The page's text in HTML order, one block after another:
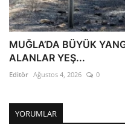
MUĞLA’DA BÜYÜK
ALANLAR YEŞ...
Editör Ağustos 4, 2026 0
YORUMLAR